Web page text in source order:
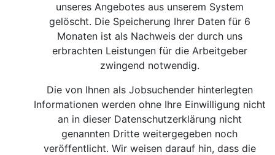
unseres Angebotes aus unserem System
gelöscht. Die Speicherung Ihrer Daten für 6
Monaten ist als Nachweis der durch uns
erbrachten Leistungen für die Arbeitgeber
zwingend notwendig.
Die von Ihnen als Jobsuchender hinterlegten
Informationen werden ohne Ihre Einwilligung nicht
an in dieser Datenschutzerklärung nicht
genannten Dritte weitergegeben noch
veröffentlicht. Wir weisen darauf hin, dass die